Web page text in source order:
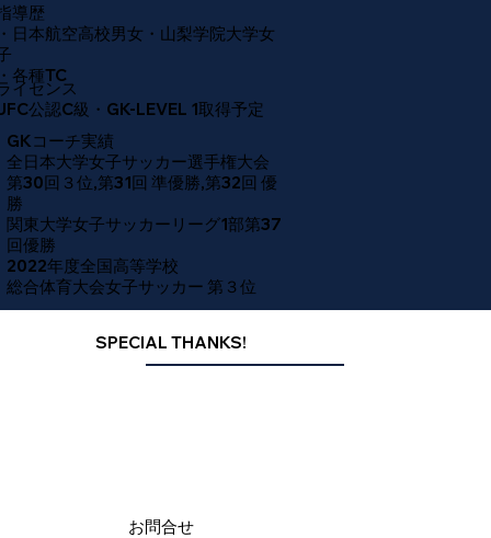
導歴
日本航空高校男女・山梨学院大学女
各種TC
イセンス
公認C級・GK-LEVEL 1取得予定
GKコーチ実績
全日本大学女子サッカー選手権大会
第30回３位,第31回 準優勝,第32回 優
勝
関東大学女子サッカーリーグ1部第37
回優勝
2022年度全国高等学校
総合体育大会女子サッカー 第３位
SPECIAL THANKS!
​お問合せ